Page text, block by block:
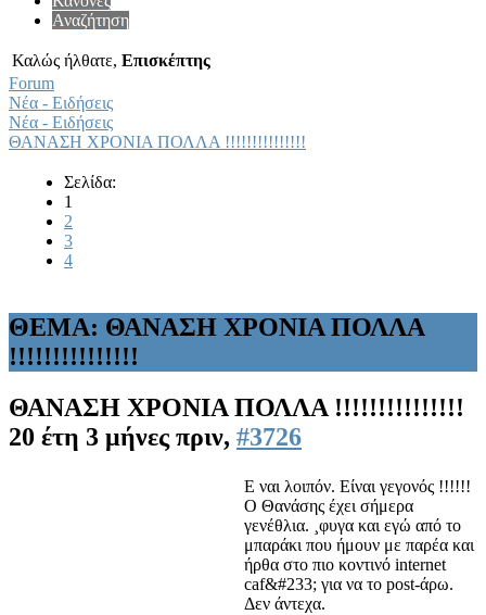
Αναζήτηση
Καλώς ήλθατε, Επισκέπτης
Forum
Νέα - Ειδήσεις
Νέα - Ειδήσεις
ΘΑΝΑΣΗ ΧΡΟΝΙΑ ΠΟΛΛΑ !!!!!!!!!!!!!!!
Σελίδα:
1
2
3
4
ΘΕΜΑ: ΘΑΝΑΣΗ ΧΡΟΝΙΑ ΠΟΛΛΑ
!!!!!!!!!!!!!!!
ΘΑΝΑΣΗ ΧΡΟΝΙΑ ΠΟΛΛΑ !!!!!!!!!!!!!!!
20 έτη 3 μήνες πριν, #3726
Ε ναι λοιπόν. Είναι γεγονός !!!!!!
Ο Θανάσης έχει σήμερα
γενέθλια. ¸φυγα και εγώ από το
μπαράκι που ήμουν με παρέα και
ήρθα στο πιο κοντινό internet
caf&#233; για να το post-άρω.
Δεν άντεχα.